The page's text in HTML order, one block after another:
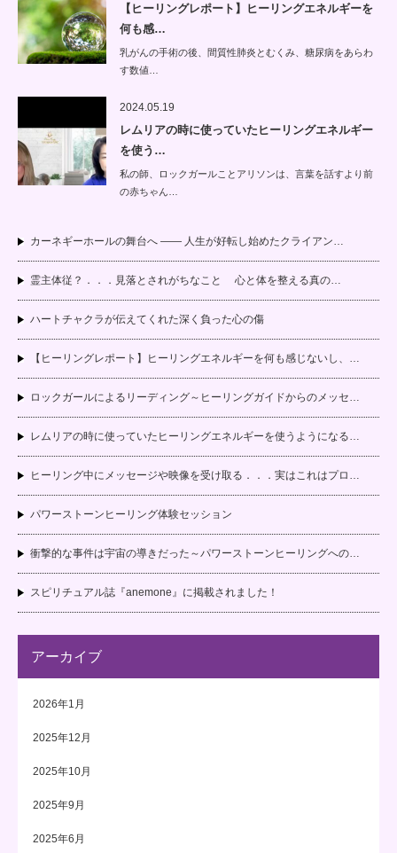
【ヒーリングレポート】ヒーリングエネルギーを
何も感…
乳がんの手術の後、間質性肺炎とむくみ、糖尿病をあらわ
す数値…
2024.05.19
レムリアの時に使っていたヒーリングエネルギー
を使う…
私の師、ロックガールことアリソンは、言葉を話すより前
の赤ちゃん…
カーネギーホールの舞台へ —— 人生が好転し始めたクライアン…
霊主体従？．．．見落とされがちなこと 心と体を整える真の…
ハートチャクラが伝えてくれた深く負った心の傷
【ヒーリングレポート】ヒーリングエネルギーを何も感じないし、…
ロックガールによるリーディング～ヒーリングガイドからのメッセ…
レムリアの時に使っていたヒーリングエネルギーを使うようになる…
ヒーリング中にメッセージや映像を受け取る．．．実はこれはプロ…
パワーストーンヒーリング体験セッション
衝撃的な事件は宇宙の導きだった～パワーストーンヒーリングへの…
スピリチュアル誌『anemone』に掲載されました！
アーカイブ
2026年1月
2025年12月
2025年10月
2025年9月
2025年6月